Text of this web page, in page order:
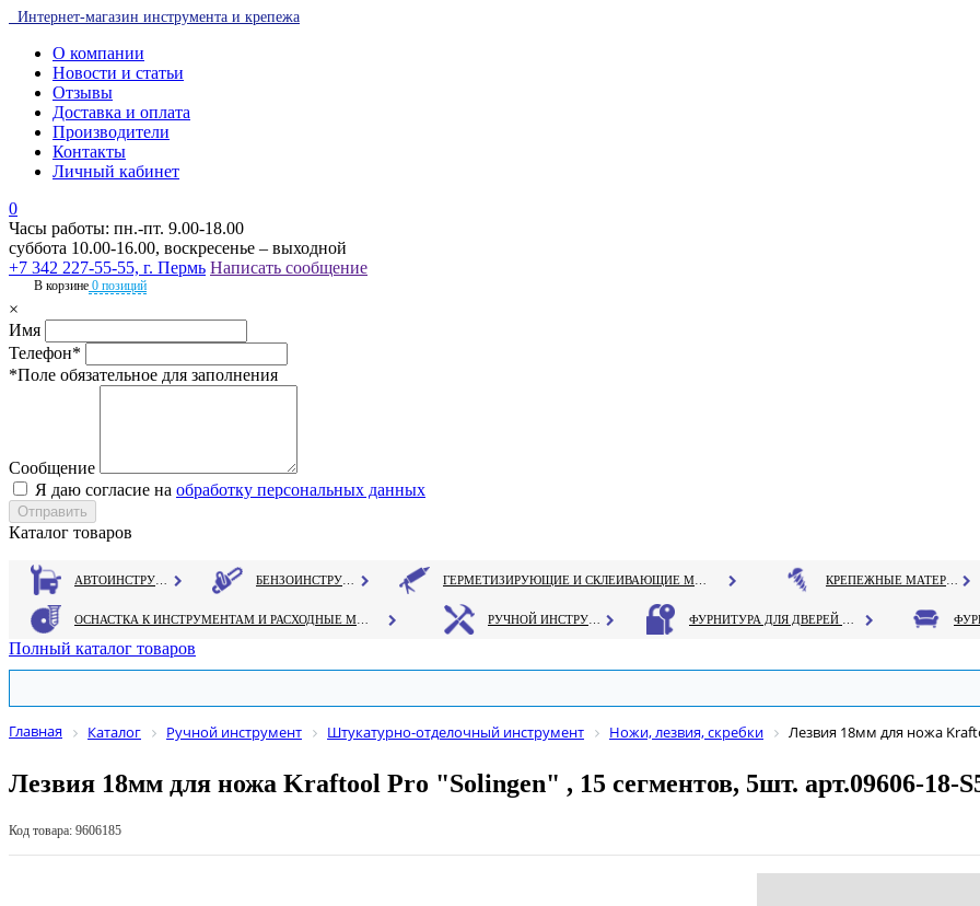
Интернет-магазин инструмента и крепежа
О компании
Новости и статьи
Отзывы
Доставка и оплата
Производители
Контакты
Личный кабинет
0
Часы работы: пн.-пт. 9.00-18.00
суббота 10.00-16.00, воскресенье – выходной
+7 342 227-55-55, г. Пермь Написать сообщение
В корзине 0 позиций
×
Имя
Телефон*
*Поле обязательное для заполнения
Сообщение
Я даю согласие на обработку персональных данных
Каталог товаров
Полный каталог товаров
Главная Каталог Ручной инструмент Штукатурно-отделочный инструмент Ножи, лезвия, скребки Лезвия 18мм для ножа
Лезвия 18мм для ножа Kraftool Pro "Solingen" , 15 сегментов, 5шт. арт.09606-18-
Код товара: 9606185